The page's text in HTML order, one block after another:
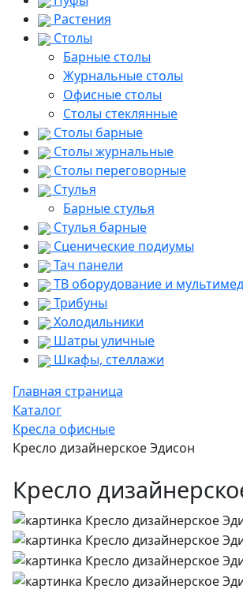
Растения
Столы
Барные столы
Журнальные столы
Офисные столы
Столы стеклянные
Столы барные
Столы журнальные
Столы переговорные
Стулья
Барные стулья
Стулья барные
Сценические подиумы
Тач панели
ТВ оборудование и
Трибуны
Холодильники
Шатры уличные
Шкафы, стеллажи
Главная страница
Каталог
Кресла офисные
Кресло дизайнерское Эдисон
Кресло